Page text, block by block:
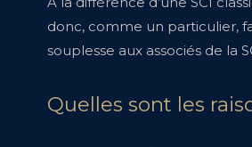
donc, comme un particulier,
souplesse aux associés de la
Quelles sont les